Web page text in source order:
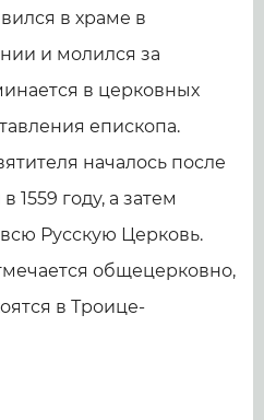
в храме в
и молился за
в церковных
епископа.
началось после
году, а затем
Русскую Церковь.
общецерковно,
в Троице-